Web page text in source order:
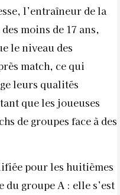
l’entraîneur de la
moins de 17 ans,
le niveau des
match, ce qui
leurs qualités
que les joueuses
de groupes face à des
pour les huitièmes
groupe A : elle s’est